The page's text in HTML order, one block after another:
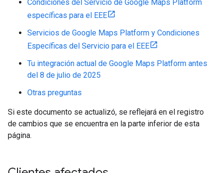
Condiciones del Servicio de Google Maps Platform
específicas para el EEE
Servicios de Google Maps Platform y Condiciones
Específicas del Servicio para el EEE
Tu integración actual de Google Maps Platform antes
del 8 de julio de 2025
Otras preguntas
Si este documento se actualizó, se reflejará en el registro
de cambios que se encuentra en la parte inferior de esta
página.